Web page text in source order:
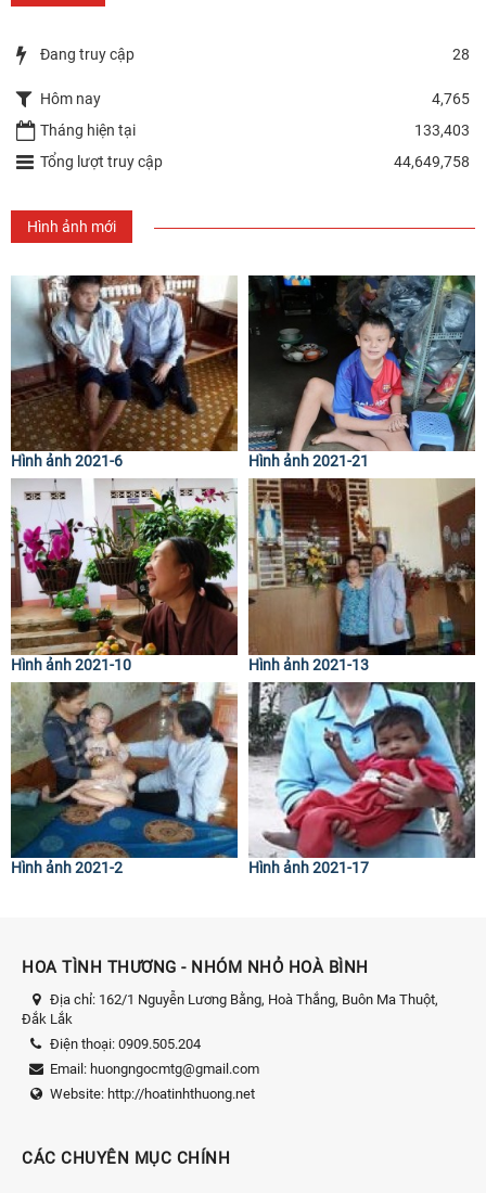
Đang truy cập 28
Hôm nay
4,765
Tháng hiện tại
133,403
Tổng lượt truy cập
44,649,758
Hình ảnh mới
Hình ảnh 2021-6 Hình ảnh 2021-21
Hình ảnh 2021-10 Hình ảnh 2021-13
Hình ảnh 2021-2 Hình ảnh 2021-17
HOA TÌNH THƯƠNG - NHÓM NHỎ HOÀ BÌNH
Địa chỉ: 162/1 Nguyễn Lương Bằng, Hoà Thắng, Buôn Ma Thuột,
Đắk Lắk
Điện thoại: 0909.505.204
Email: huongngocmtg@gmail.com
Website: http://hoatinhthuong.net
CÁC CHUYÊN MỤC CHÍNH